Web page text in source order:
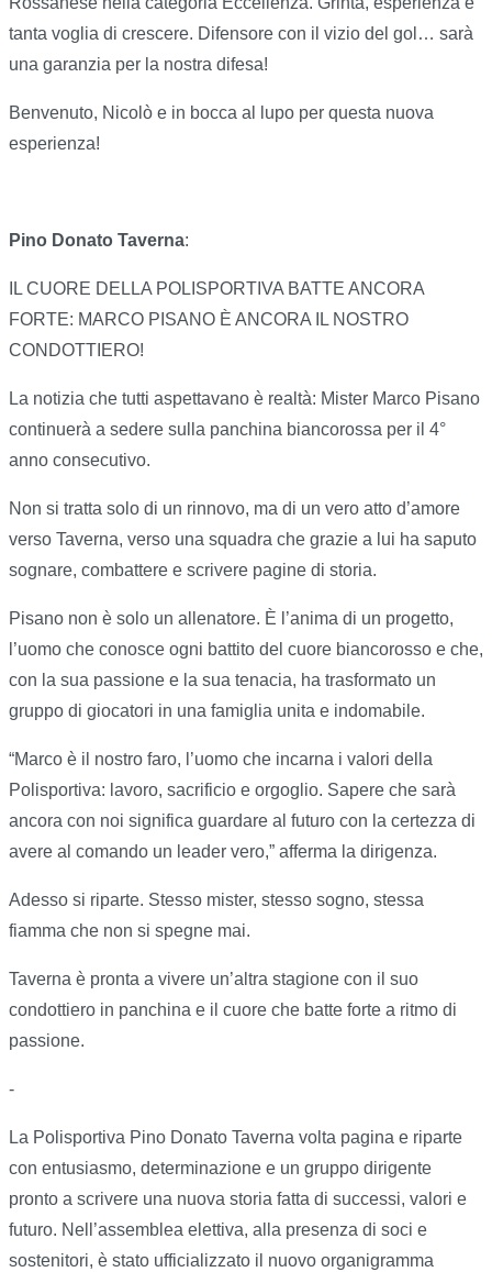
tanta voglia di crescere. Difensore con il vizio del gol… sarà
una garanzia per la nostra difesa!
Benvenuto, Nicolò e in bocca al lupo per questa nuova
esperienza!
Pino Donato Taverna:
IL CUORE DELLA POLISPORTIVA BATTE ANCORA
FORTE: MARCO PISANO È ANCORA IL NOSTRO
CONDOTTIERO!
La notizia che tutti aspettavano è realtà: Mister Marco Pisano
continuerà a sedere sulla panchina biancorossa per il 4°
anno consecutivo.
Non si tratta solo di un rinnovo, ma di un vero atto d’amore
verso Taverna, verso una squadra che grazie a lui ha saputo
sognare, combattere e scrivere pagine di storia.
Pisano non è solo un allenatore. È l’anima di un progetto,
l’uomo che conosce ogni battito del cuore biancorosso e che,
con la sua passione e la sua tenacia, ha trasformato un
gruppo di giocatori in una famiglia unita e indomabile.
“Marco è il nostro faro, l’uomo che incarna i valori della
Polisportiva: lavoro, sacrificio e orgoglio. Sapere che sarà
ancora con noi significa guardare al futuro con la certezza di
avere al comando un leader vero,” afferma la dirigenza.
Adesso si riparte. Stesso mister, stesso sogno, stessa
fiamma che non si spegne mai.
Taverna è pronta a vivere un’altra stagione con il suo
condottiero in panchina e il cuore che batte forte a ritmo di
passione.
-
La Polisportiva Pino Donato Taverna volta pagina e riparte
con entusiasmo, determinazione e un gruppo dirigente
pronto a scrivere una nuova storia fatta di successi, valori e
futuro. Nell’assemblea elettiva, alla presenza di soci e
sostenitori, è stato ufficializzato il nuovo organigramma